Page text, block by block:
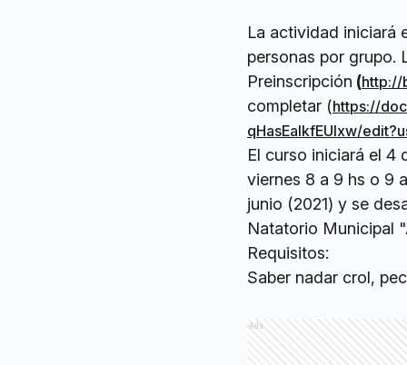
La actividad iniciará
personas por grupo.
Preinscripción (http://
completar (https://
qHasEaIkfEUlxw/
El curso iniciará el 4
viernes 8 a 9 hs o 9
junio (2021) y se
Natatorio Municipal
Requisitos:
Saber nadar crol,
Ads